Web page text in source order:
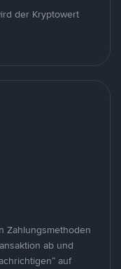
der Kryptowert
Zahlungsmethoden
ab und
auf